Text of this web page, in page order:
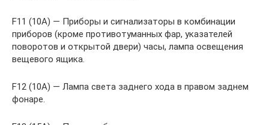
F11 (10А) — Приборы и сигнализаторы в комбинации
приборов (кроме противотуманных фар, указателей
поворотов и открытой двери) часы, лампа освещения
вещевого ящика.
F12 (10А) — Лампа света заднего хода в правом заднем
фонаре.